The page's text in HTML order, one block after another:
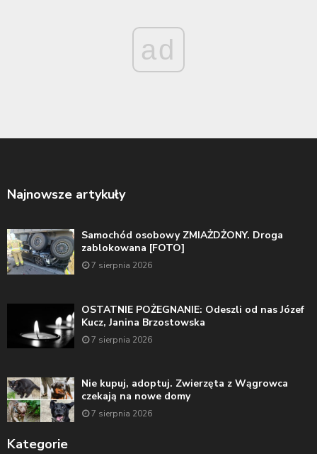
ad
Najnowsze artykuły
Samochód osobowy ZMIAŻDŻONY. Droga
zablokowana [FOTO]
7 sierpnia 2026
OSTATNIE POŻEGNANIE: Odeszli od nas Józef
Kucz, Janina Brzostowska
7 sierpnia 2026
Nie kupuj, adoptuj. Zwierzęta z Wągrowca
czekają na nowe domy
7 sierpnia 2026
Kategorie